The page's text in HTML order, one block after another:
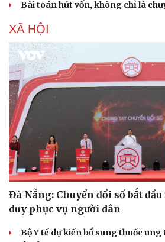
Bài toán hút vốn, không chỉ là
XÃ HỘI
Đà Nẵng: Chuyển đổi số bắt
duy phục vụ người dân
Bộ Y tế dự kiến bổ sung thuốc